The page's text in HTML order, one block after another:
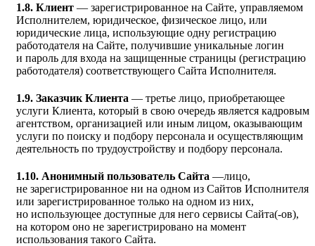
1.8. Клиент — зарегистрированное на Сайте, управляемом
Исполнителем, юридическое, физическое лицо, или
юридические лица, использующие одну регистрацию
работодателя на Сайте, получившие уникальные логин
и пароль для входа на защищенные страницы (регистрацию
работодателя) соответствующего Сайта Исполнителя.
1.9. Заказчик Клиента — третье лицо, приобретающее
услуги Клиента, который в свою очередь является кадровым
агентством, организацией или иным лицом, оказывающим
услуги по поиску и подбору персонала и осуществляющим
деятельность по трудоустройству и подбору персонала.
1.10. Анонимный пользователь Сайта —лицо,
не зарегистрированное ни на одном из Сайтов Исполнителя
или зарегистрированное только на одном из них,
но использующее доступные для него сервисы Сайта(-ов),
на котором оно не зарегистрировано на момент
использования такого Сайта.